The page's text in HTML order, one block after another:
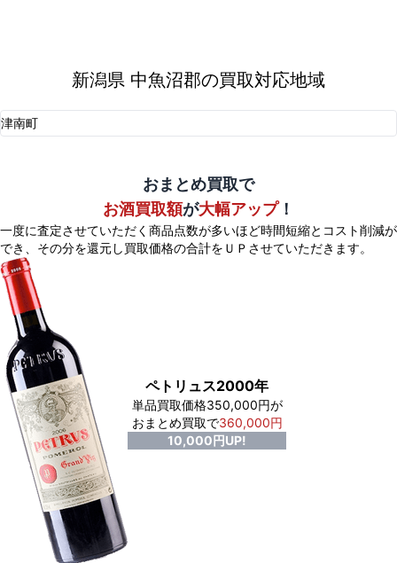
新潟県 中魚沼郡の買取対応地域
津南町
おまとめ買取で
お酒買取額が大幅アップ！
一度に査定させていただく商品点数が多いほど時間短縮とコスト削減が
でき、 その分を還元し買取価格の合計をＵＰさせていただきます。
ペトリュス2000年
単品買取価格350,000円が
おまとめ買取で360,000円
10,000円UP!